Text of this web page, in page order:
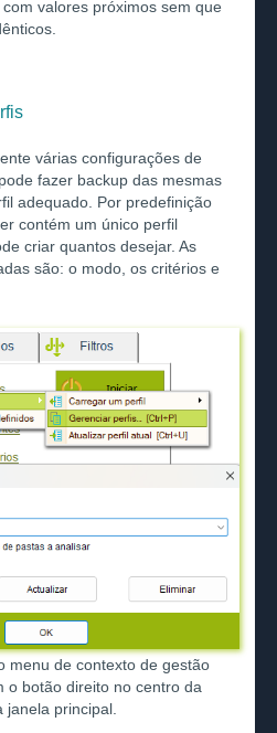
valores próximos sem que
várias configurações de
fazer backup das mesmas
adequado. Por predefinição
contém um único perfil
criar quantos desejar. As
são: o modo, os critérios e
menu de contexto de gestão
o botão direito no centro da
principal.